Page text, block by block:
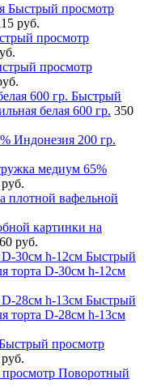
Быстрый просмотр
руб.
просмотр
просмотр
Быстрый
белая 600 гр. 350
медиум 65%
картинки на
руб.
Быстрый
торта D-30см h-12см
Быстрый
торта D-28см h-13см
просмотр
Поворотный